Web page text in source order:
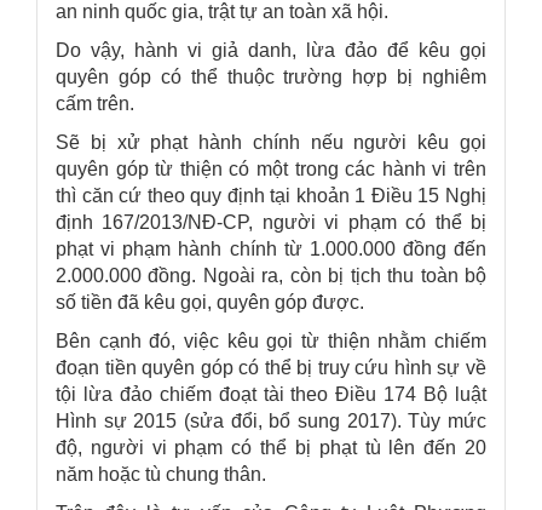
an ninh quốc gia, trật tự an toàn xã hội.
Do vậy, hành vi giả danh, lừa đảo để kêu gọi
quyên góp có thể thuộc trường hợp bị nghiêm
cấm trên.
Sẽ bị xử phạt hành chính nếu người kêu gọi
quyên góp từ thiện có một trong các hành vi trên
thì căn cứ theo quy định tại khoản 1 Điều 15 Nghị
định 167/2013/NĐ-CP, người vi phạm có thể bị
phạt vi phạm hành chính từ 1.000.000 đồng đến
2.000.000 đồng. Ngoài ra, còn bị tịch thu toàn bộ
số tiền đã kêu gọi, quyên góp được.
Bên cạnh đó, việc kêu gọi từ thiện nhằm chiếm
đoạn tiền quyên góp có thể bị truy cứu hình sự về
tội lừa đảo chiếm đoạt tài theo Điều 174 Bộ luật
Hình sự 2015 (sửa đổi, bổ sung 2017). Tùy mức
độ, người vi phạm có thể bị phạt tù lên đến 20
năm hoặc tù chung thân.